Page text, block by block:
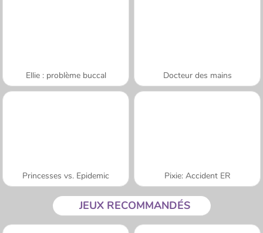
Ellie : problème buccal Docteur des mains
Princesses vs. Epidemic Pixie: Accident ER
JEUX RECOMMANDÉS